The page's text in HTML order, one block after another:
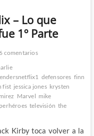
– Lo que
1º Parte
comentarios
defensores finn
fist jessica jones krysten
Marvel mike
televisión the
Kirby toca volver a la